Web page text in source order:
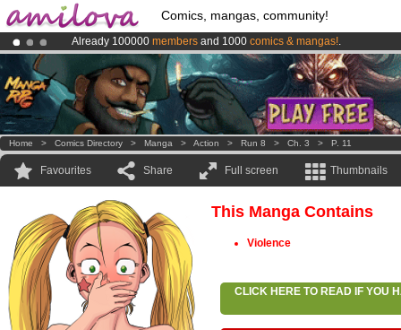
Comics, mangas, community!
Already 100000 members and 1000 comics & mangas!.
AmilovaKickstarter is now LIVE!.
Premium membership from3.95 euros per month !Get membership
Home > Comics Directory > Manga > Action > Run 8 > Ch. 3 > P. 11
Favourites Share Full screen Thumbnails
This Manga Contains
Violence
CLICK HERE TO READ IF YOU